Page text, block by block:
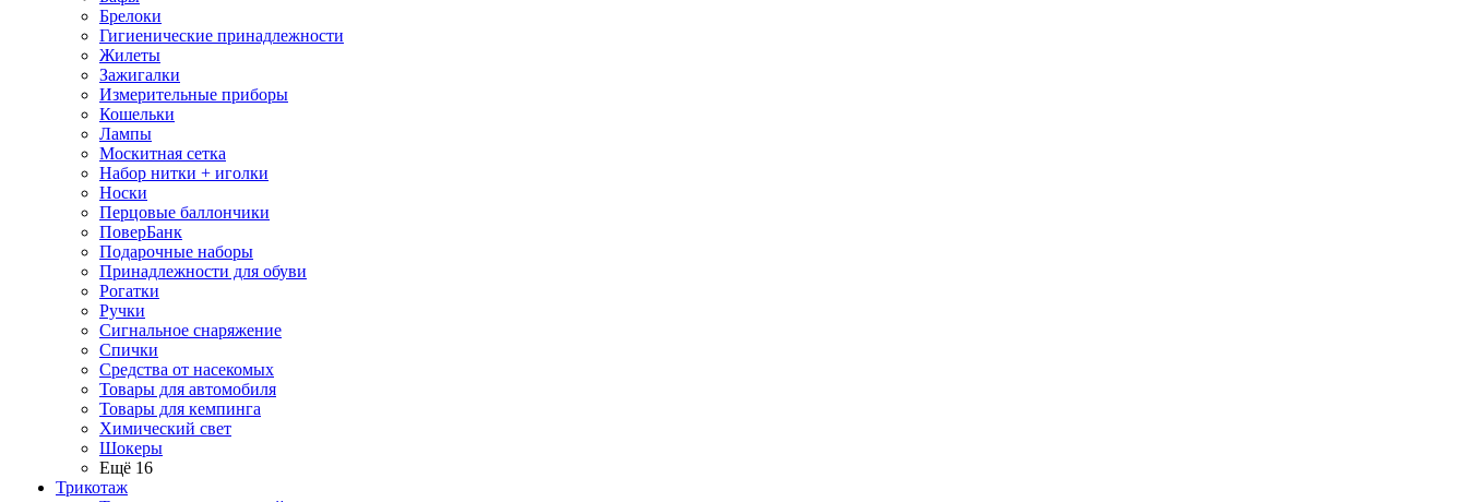
Брелоки
Гигиенические принадлежности
Жилеты
Зажигалки
Измерительные приборы
Кошельки
Лампы
Москитная сетка
Набор нитки + иголки
Носки
Перцовые баллончики
ПоверБанк
Подарочные наборы
Принадлежности для обуви
Рогатки
Ручки
Сигнальное снаряжение
Спички
Средства от насекомых
Товары для автомобиля
Товары для кемпинга
Химический свет
Шокеры
Ещё 16
Трикотаж